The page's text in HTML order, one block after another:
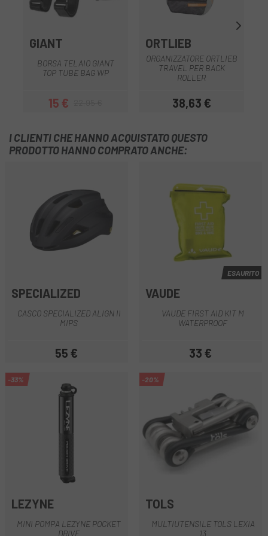
GIANT
BORSA TELAIO GIANT
TOP TUBE BAG WP
15 €
ORTLIEB
ORGANIZZATORE ORTLIEB
TRAVEL PER BACK
ROLLER
Prezzo
38,63 €
I CLIENTI CHE HANNO ACQUISTATO QUESTO
PRODOTTO HANNO COMPRATO ANCHE:
SPECIALIZED
CASCO SPECIALIZED ALIGN II
MIPS
Prezzo
55 €
ESAURITO
VAUDE
VAUDE FIRST AID KIT M
WATERPROOF
Prezzo
33 €
-33%
LEZYNE
MINI POMPA LEZYNE POCKET
DRIVE
-20%
TOLS
MULTIUTENSILE TOLS LEXIA
13